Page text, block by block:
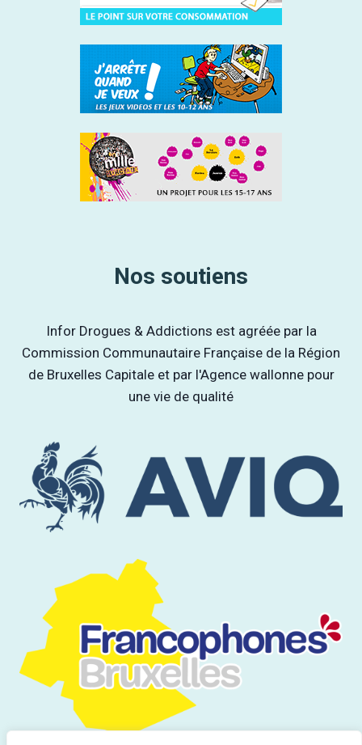
Nos soutiens
Infor Drogues & Addictions est agréée par la
Commission Communautaire Française de la Région
de Bruxelles Capitale et par l'Agence wallonne pour
une vie de qualité